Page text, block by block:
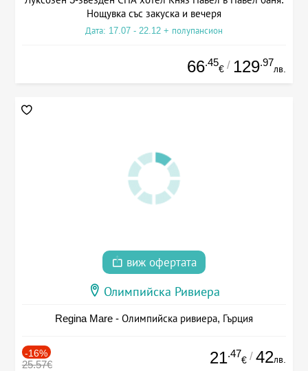
Нощувка със закуска и вечеря
Дата: 17.07 - 22.12 + полупансион
66.45
€ / 129.97
лв.
виж офертата
Олимпийска Ривиера
Regina Mare - Олимпийска ривиера, Гърция
-16%
25.57€ 21.47
€ / 42лв.